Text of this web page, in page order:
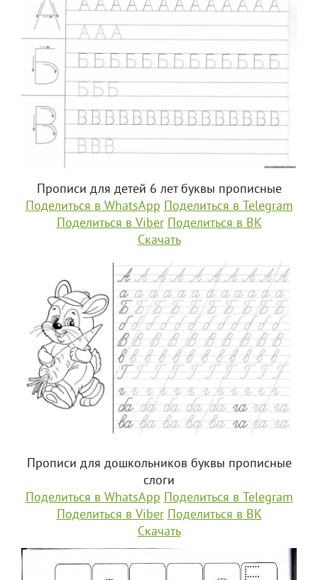
Прописи для детей 6 лет буквы прописные
Поделиться в WhatsApp Поделиться в Telegram
Поделиться в Viber Поделиться в ВК
Скачать
Прописи для дошкольников буквы прописные
слоги
Поделиться в WhatsApp Поделиться в Telegram
Поделиться в Viber Поделиться в ВК
Скачать